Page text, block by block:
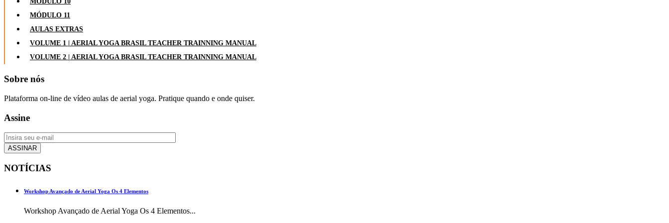
MÓDULO 11
AULAS EXTRAS
VOLUME 1 | AERIAL YOGA BRASIL TEACHER TRAINNING MANUAL
VOLUME 2 | AERIAL YOGA BRASIL TEACHER TRAINNING MANUAL
Sobre nós
Plataforma on-line de vídeo aulas de aerial yoga. Pratique quando e onde quiser.
Assine
NOTÍCIAS
Workshop Avançado de Aerial Yoga Os 4 Elementos
Workshop Avançado de Aerial Yoga Os 4 Elementos...